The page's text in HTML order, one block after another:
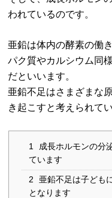
われているのです。
亜鉛は体内の酵素の働
パク質やカルシウム同
だといいます。
亜鉛不足はさまざまな
き起こすと考えられてい
1
成長ホルモンの分
ています
2
亜鉛不足は子ども
となります